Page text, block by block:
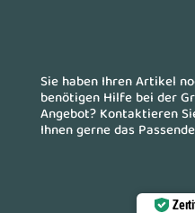
Sie haben Ihren Artikel
benötigen Hilfe bei der
Angebot? Kontaktieren
Ihnen gerne das